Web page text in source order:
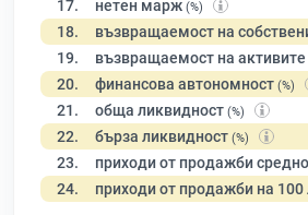
17. нетен марж (%)
18. възвращаемост на
19. възвращаемост на активите
20. финансова автономност (%)
21. обща ликвидност (%)
22. бърза ликвидност (%)
23. приходи от продажби
24. приходи от продажби на 100